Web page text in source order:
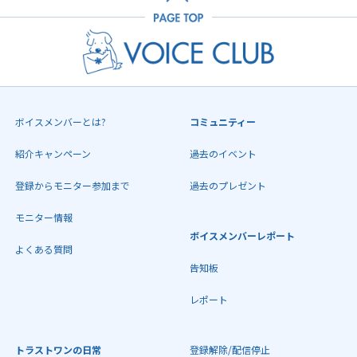
ボイスメンバーとは?
紹介キャンペーン
登録からモニター参加まで
モニター情報
よくある質問
コミュニティー
過去のイベント
過去のプレゼント
ボイスメンバーレポート
告知板
レポート
トラストワンの日常 登録解除/配信停止